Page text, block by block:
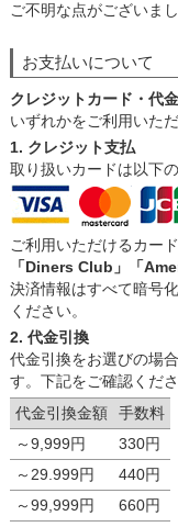
ご不明な点がございま
お支払いについて
クレジットカード・代
いずれかをご利用いただ
1. クレジット支払
取り扱いカードは以下
ご利用いただけるカー
「Diners Club」「
決済情報はすべて暗号
ください。
2. 代金引換
代金引換をお選びの場
す。下記をご確認くださ
代金引換金額
手数料
～9,999円
330円
～29.999円
440円
～99,999円
660円